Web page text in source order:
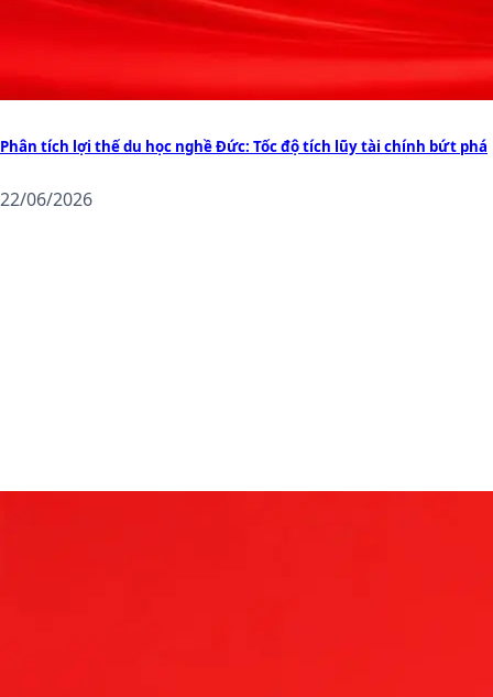
Phân tích lợi thế du học nghề Đức: Tốc độ tích lũy tài chính bứt phá
22/06/2026